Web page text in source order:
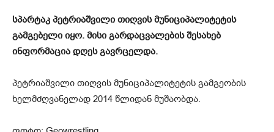
სპარტაკ პეტრიაშვილი თიღვის მუნიციპალიტეტის
გამგებელი იყო. მისი გარდაცვალების შესახებ
ინფორმაცია დღეს გავრცელდა.
პეტრიაშვილი თიღვის მუნიციპალიტეტის გამგეობის
ხელმძღვანელად 2014 წლიდან მუშაობდა.